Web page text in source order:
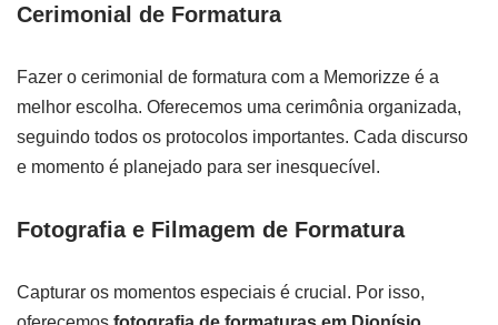
Cerimonial de Formatura
Fazer o cerimonial de formatura com a Memorizze é a
melhor escolha. Oferecemos uma cerimônia organizada,
seguindo todos os protocolos importantes. Cada discurso
e momento é planejado para ser inesquecível.
Fotografia e Filmagem de Formatura
Capturar os momentos especiais é crucial. Por isso,